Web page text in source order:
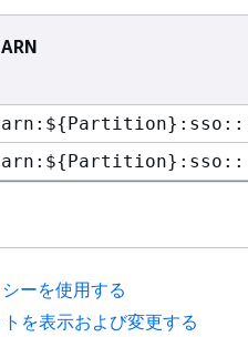
ARN
arn:${
arn:${
ーを使用する
を表示および変更する